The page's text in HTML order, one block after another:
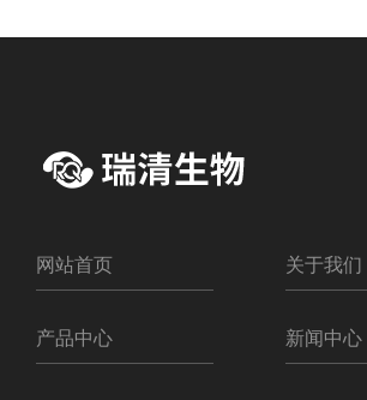
网站首页 关于我们
产品中心 新闻中心